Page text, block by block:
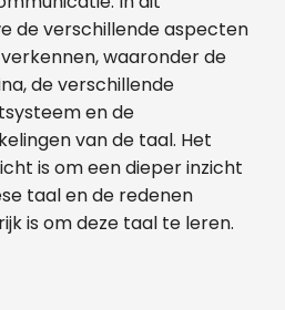
de verschillende aspecten
waaronder de
de verschillende
en de
van de taal. Het
is om een dieper inzicht
taal en de redenen
is om deze taal te leren.